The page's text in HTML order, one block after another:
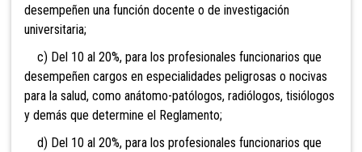
desempeñen una función docente o de investigación
universitaria;
c) Del 10 al 20%, para los profesionales funcionarios que
desempeñen cargos en especialidades peligrosas o nocivas
para la salud, como anátomo-patólogos, radiólogos, tisiólogos
y demás que determine el Reglamento;
d) Del 10 al 20%, para los profesionales funcionarios que